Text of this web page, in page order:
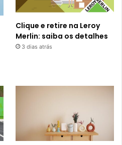
Clique e retire na Leroy
Merlin: saiba os detalhes
3 dias atrás